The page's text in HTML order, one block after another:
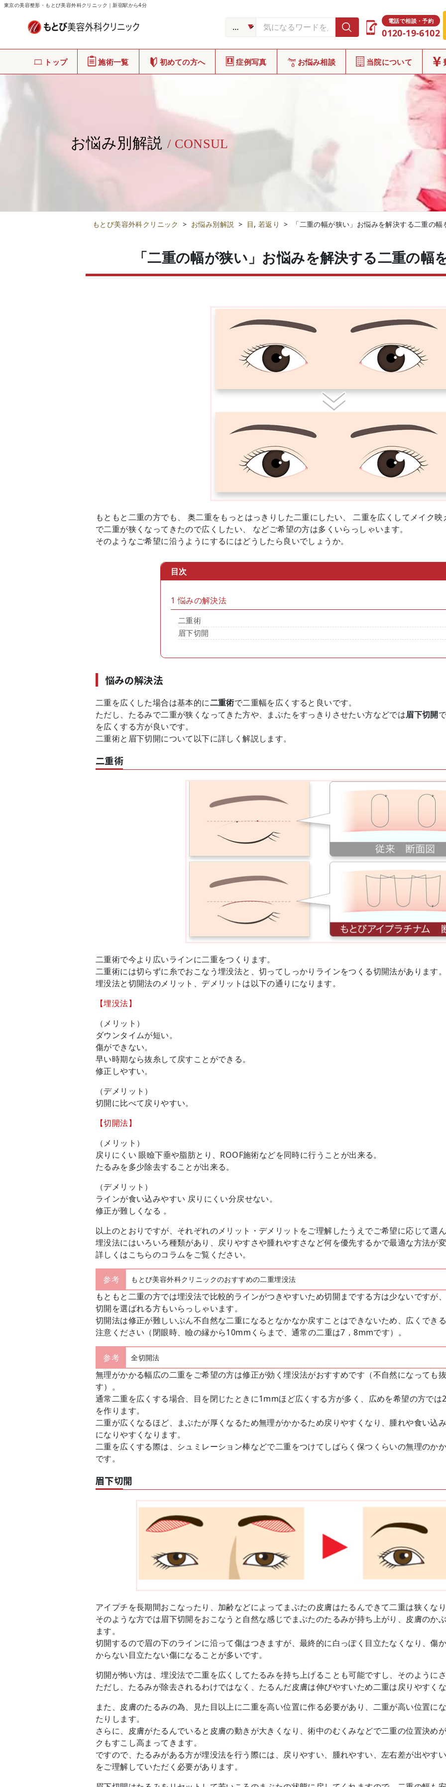
東京の美容整形・もとび美容外科クリニック｜新宿駅から4分
電話で相談・予約
0120-19-6102
トップ 施術一覧 初めての方へ 症例写真 お悩み相談 当院について
お悩み別解説 / CONSUL
もとび美容外科クリニック > お悩み別解説 > 目, 若返り > 「二重の幅が狭い」お悩みを解決する二重の
「二重の幅が狭い」お悩みを解決する二重の幅
もともと二重の方でも、 奥二重をもっとはっきりした二重にしたい、 二重を広くしてメイク
で二重が狭くなってきたので広くしたい、 などご希望の方は多くいらっしゃいます。
そのようなご希望に沿うようにするにはどうしたら良いでしょうか。
目次
1 悩みの解決法
二重術
眉下切開
悩みの解決法
二重を広くした場合は基本的に二重術で二重幅を広くすると良いです。
ただし、たるみで二重が狭くなってきた方や、まぶたをすっきりさせたい方などでは眉下切開
を広くする方が良いです。
二重術と眉下切開について以下に詳しく解説します。
二重術
二重術で今より広いラインに二重をつくります。
二重術には切らずに糸でおこなう埋没法と、切ってしっかりラインをつくる切開法があります
埋没法と切開法のメリット、デメリットは以下の通りになります。
【埋没法】
（メリット）
ダウンタイムが短い。
傷ができない。
早い時期なら抜糸して戻すことができる。
修正しやすい。
（デメリット）
切開に比べて戻りやすい。
【切開法】
（メリット）
戻りにくい 眼瞼下垂や脂肪とり、ROOF施術などを同時に行うことが出来る。
たるみを多少除去することが出来る。
（デメリット）
ラインが食い込みやすい 戻りにくい分戻せない。
修正が難しくなる 。
以上のとおりですが、それぞれのメリット・デメリットをご理解したうえでご希望に応じて選
埋没法にはいろいろ種類があり、戻りやすさや腫れやすさなど何を優先するかで最適な方法が
詳しくはこちらのコラムをご覧ください。
参考 もとび美容外科クリニックのおすすめの二重埋没法
もともと二重の方では埋没法で比較的ラインがつきやすいため切開までする方は少ないですが
切開を選ばれる方もいらっしゃいます。
切開法は修正が難しいぶん不自然な二重になるとなかなか戻すことはできないため、広くでき
注意ください（閉眼時、瞼の縁から10mmくらまで、通常の二重は7，8mmです）。
参考 全切開法
無理がかかる幅広の二重をご希望の方は修正が効く埋没法がおすすめです（不自然になっても
す）。
通常二重を広くする場合、目を閉じたときに1mmほど広くする方が多く、広めを希望の方で
を作ります。
二重が広くなるほど、まぶたが厚くなるため無理がかかるため戻りやすくなり、腫れや食い込
になりやすくなります。
二重を広くする際は、シュミレーション棒などで二重をつけてしばらく保つくらいの無理のか
です。
眉下切開
アイプチを長期間おこなったり、加齢などによってまぶたの皮膚はたるんできて二重は狭くな
そのような方では眉下切開をおこなうと自然な感じでまぶたのたるみが持ち上がり、皮膚のか
ます。
切開するので眉の下のラインに沿って傷はつきますが、最終的に白っぽく目立たなくなり、傷
からない目立たない傷になることが多いです。
切開が怖い方は、埋没法で二重を広くしてたるみを持ち上げることも可能ですし、そのように
ただし、たるみが除去されるわけではなく、たるんだ皮膚は伸びやすいため二重は戻りやすく
また、皮膚のたるみの為、見た目以上に二重を高い位置に作る必要があり、二重が高い位置に
たりします。
さらに、皮膚がたるんでいると皮膚の動きが大きくなり、術中のむくみなどで二重の位置決め
クもすこし高まってきます。
ですので、たるみがある方が埋没法を行う際には、戻りやすい、腫れやすい、左右差が出やす
をご理解していただく必要があります。